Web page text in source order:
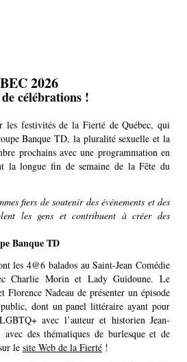
2026
célébrations !
les festivités de la Fierté de Québec, qui
Banque TD, la pluralité sexuelle et la
prochains avec une programmation en
la longue fin de semaine de la Fête du
fiers de soutenir des événements et des
les gens et contribuent à créer des
Banque TD
les 4@6 balados au Saint-Jean Comédie
Charlie Morin et Lady Guidoune. Le
Florence Nadeau de présenter un épisode
public, dont un panel littéraire ayant pour
avec l’auteur et historien Jean-
des thématiques de burlesque et de
le site Web de la Fierté !